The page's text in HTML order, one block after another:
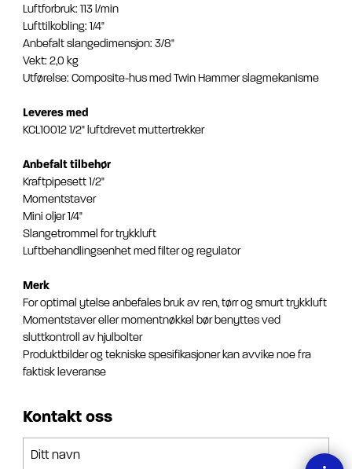
Luftforbruk: 113 l/min
Lufttilkobling: 1/4"
Anbefalt slangedimensjon: 3/8"
Vekt: 2,0 kg
Utførelse: Composite-hus med Twin Hammer slagmekanisme
Leveres med
KCL10012 1/2" luftdrevet muttertrekker
Anbefalt tilbehør
Kraftpipesett 1/2"
Momentstaver
Mini oljer 1/4"
Slangetrommel for trykkluft
Luftbehandlingsenhet med filter og regulator
Merk
For optimal ytelse anbefales bruk av ren, tørr og smurt trykkluft
Momentstaver eller momentnøkkel bør benyttes ved
sluttkontroll av hjulbolter
Produktbilder og tekniske spesifikasjoner kan avvike noe fra
faktisk leveranse
Kontakt oss
Ditt navn